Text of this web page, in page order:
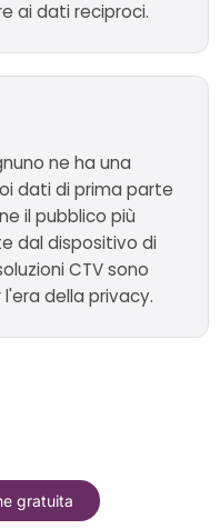
ai dati reciproci.
ne ha una
dati di prima parte
il pubblico più
dal dispositivo di
CTV sono
della privacy.
gratuita